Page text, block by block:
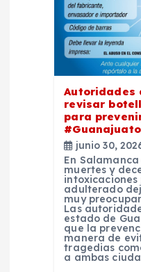
Autoridades
revisar
para
#Guanajuato
junio 30,
En
muertes y
adulterado
muy
Las
estado de
que la
manera de
tragedias
a ambas